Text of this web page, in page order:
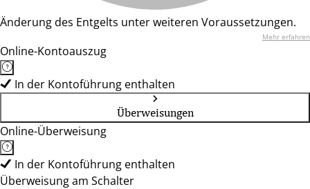
Änderung des Entgelts unter weiteren Voraussetzungen.
Mehr erfahren
Online-Kontoauszug
In der Kontoführung enthalten
Überweisungen
Online-Überweisung
In der Kontoführung enthalten
Überweisung am Schalter